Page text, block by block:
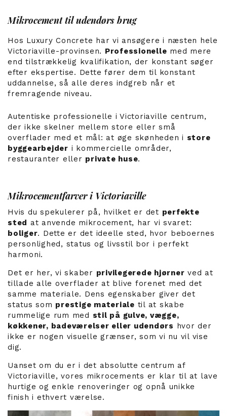
Mikrocement til udendørs brug
Hos Luxury Concrete har vi ansøgere i næsten hele
Victoriaville-provinsen. Professionelle med mere
end tilstrækkelig kvalifikation, der konstant søger
efter ekspertise. Dette fører dem til konstant
uddannelse, så alle deres indgreb når et
fremragende niveau.
Autentiske professionelle i Victoriaville centrum,
der ikke skelner mellem store eller små
overflader med et mål: at øge skønheden i store
byggearbejder i kommercielle områder,
restauranter eller private huse.
Mikrocementfarver i Victoriaville
Hvis du spekulerer på, hvilket er det perfekte
sted at anvende mikrocement, har vi svaret:
boliger. Dette er det ideelle sted, hvor beboernes
personlighed, status og livsstil bor i perfekt
harmoni.
Det er her, vi skaber privilegerede hjørner ved at
tillade alle overflader at blive forenet med det
samme materiale. Dens egenskaber giver det
status som prestige materiale til at skabe
rummelige rum med stil på gulve, vægge,
køkkener, badeværelser eller udendørs hvor der
ikke er nogen visuelle grænser, som vi nu vil vise
dig.
Uanset om du er i det absolutte centrum af
Victoriaville, vores mikrocements er klar til at lave
hurtige og enkle renoveringer og opnå unikke
finish i ethvert værelse.